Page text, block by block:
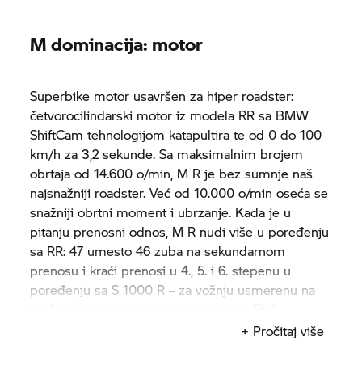
M dominacija: motor
Superbike motor usavršen za hiper roadster:
četvorocilindarski motor iz modela RR sa BMW
ShiftCam tehnologijom katapultira te od 0 do 100
km/h za 3,2 sekunde. Sa maksimalnim brojem
obrtaja od 14.600 o/min, M R je bez sumnje naš
najsnažniji roadster. Već od 10.000 o/min oseća se
snažniji obrtni moment i ubrzanje. Kada je u
pitanju prenosni odnos, M R nudi više u poređenju
sa RR: 47 umesto 46 zuba na sekundarnom
prenosu i kraći prenosi u 4., 5. i 6. stepenu u
poređenju saS 1000 R – za vožnju usmerenu na
Assistant Pro omogućava brzo prebacivanje brzina
+ Pročitaj više